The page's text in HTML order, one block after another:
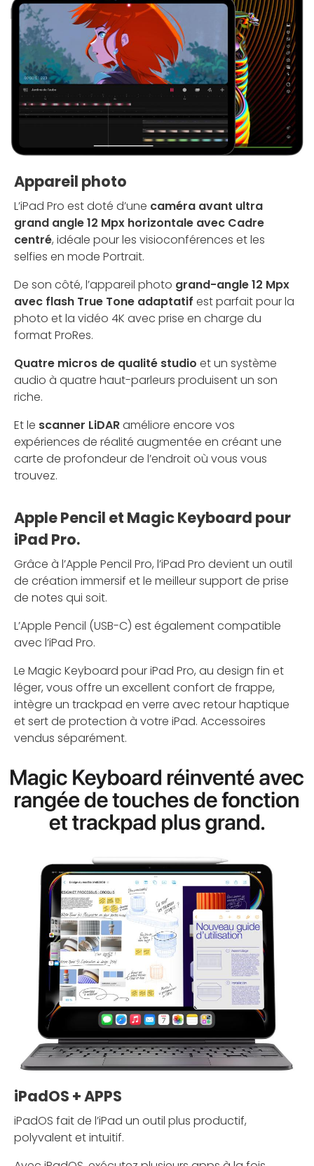
Appareil photo
L’iPad Pro est doté d’une caméra avant ultra
grand angle 12 Mpx horizontale avec Cadre
centré, idéale pour les visioconférences et les
selfies en mode Portrait.
De son côté, l’appareil photo grand-angle 12 Mpx
avec flash True Tone adaptatif est parfait pour la
photo et la vidéo 4K avec prise en charge du
format ProRes.
Quatre micros de qualité studio et un système
audio à quatre haut-parleurs produisent un son
riche.
Et le scanner LiDARaméliore encore vos
expériences de réalité augmentée en créant une
carte de profondeur de l’endroit où vous vous
trouvez.
Apple Pencil et Magic Keyboard pour
iPad Pro.
Grâce à l’Apple Pencil Pro, l’iPad Pro devient un outil
de création immersif et le meilleur support de prise
de notes qui soit.
L’Apple Pencil (USB-C) est également compatible
avec l’iPad Pro.
Le Magic Keyboard pour iPad Pro, au design fin et
léger, vous offre un excellent confort de frappe,
intègre un trackpad en verre avec retour haptique
et sert de protection à votre iPad. Accessoires
vendus séparément.
iPadOS + APPS
iPadOS fait de l’iPad un outil plus productif,
polyvalent et intuitif.